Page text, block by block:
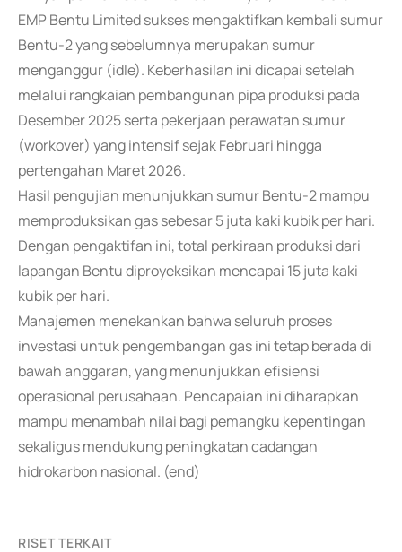
EMP Bentu Limited sukses mengaktifkan kembali sumur
Bentu-2 yang sebelumnya merupakan sumur
menganggur (idle). Keberhasilan ini dicapai setelah
melalui rangkaian pembangunan pipa produksi pada
Desember 2025 serta pekerjaan perawatan sumur
(workover) yang intensif sejak Februari hingga
pertengahan Maret 2026.
Hasil pengujian menunjukkan sumur Bentu-2 mampu
memproduksikan gas sebesar 5 juta kaki kubik per hari.
Dengan pengaktifan ini, total perkiraan produksi dari
lapangan Bentu diproyeksikan mencapai 15 juta kaki
kubik per hari.
Manajemen menekankan bahwa seluruh proses
investasi untuk pengembangan gas ini tetap berada di
bawah anggaran, yang menunjukkan efisiensi
operasional perusahaan. Pencapaian ini diharapkan
mampu menambah nilai bagi pemangku kepentingan
sekaligus mendukung peningkatan cadangan
hidrokarbon nasional. (end)
RISET TERKAIT